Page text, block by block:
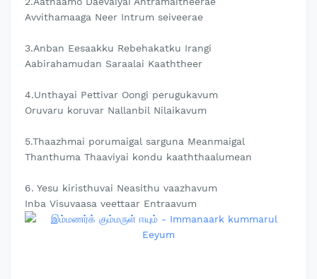
Avvithamaaga Neer Intrum seiveerae
3.Anban Eesaakku Rebehakatku Irangi
Aabirahamudan Saraalai Kaaththeer
4.Unthayai Pettivar Oongi perugukavum
Oruvaru koruvar Nallanbil Nilaikavum
5.Thaazhmai porumaigal sarguna Meanmaigal
Thanthuma Thaaviyai kondu kaaththaalumean
6. Yesu kiristhuvai Neasithu vaazhavum
Inba Visuvaasa veettaar Entraavum